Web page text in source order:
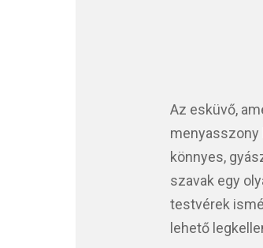
Az esküvő,
menyasszony
könnyes,
szavak egy
testvérek
lehető